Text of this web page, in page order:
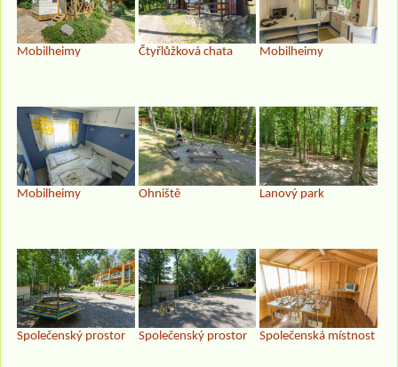
Mobilheimy Čtyřlůžková chata Mobilheimy
Mobilheimy Ohniště Lanový park
Společenský prostor Společenský prostor Společenská místnost